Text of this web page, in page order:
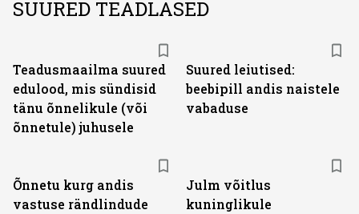
SUURED TEADLASED
Teadusmaailma suured
edulood, mis sündisid
tänu õnnelikule (või
õnnetule) juhusele
Suured leiutised:
beebipill andis naistele
vabaduse
Õnnetu kurg andis
vastuse rändlindude
Julm võitlus
kuninglikule